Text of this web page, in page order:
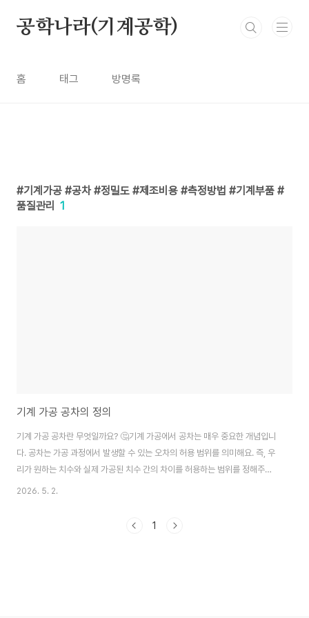
공학나라(기계공학)
홈 태그 방명록
기계가공 #공차 #정밀도 #제조비용 #측정방법 #기계부품 #
품질관리 1
기계 가공 공차의 정의
기계 가공 공차란 무엇일까요? 🤔기계 가공에서 공차는 매우 중요한 개념입니
다. 공차는 가공 과정에서 발생할 수 있는 오차의 허용 범위를 의미해요. 즉, 우
리가 원하는 치수와 실제 가공된 치수 간의 차이를 허용하는 범위를 정해주는
것이죠. 이 공차는 기계 가공의 품질을 결정짓는 중요한 요소 중 하나입니다.공
는 수치입니다. 예를 들어, 어떤 부품의 기준 치수가 50mm라면, 이 부품의 실
2026. 5. 2.
1